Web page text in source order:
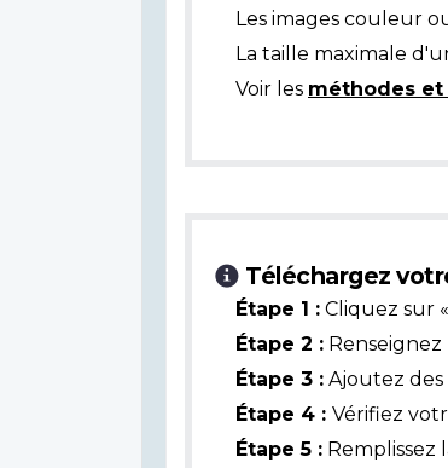
Les images couleur
La taille maximale
Voir les méthodes
Téléchargez
Étape 1 : Cliquez sur
Étape 2 :
Étape 3 : Ajoutez des
Étape 4 : Vérifiez
Étape 5 : Remplissez